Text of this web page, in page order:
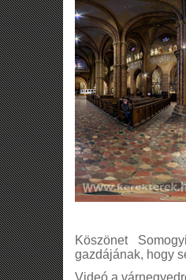
Köszönet
gazdájának, hogy
Videó a